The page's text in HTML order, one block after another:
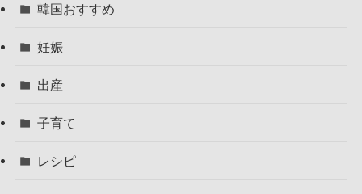
韓国おすすめ
妊娠
出産
子育て
レシピ